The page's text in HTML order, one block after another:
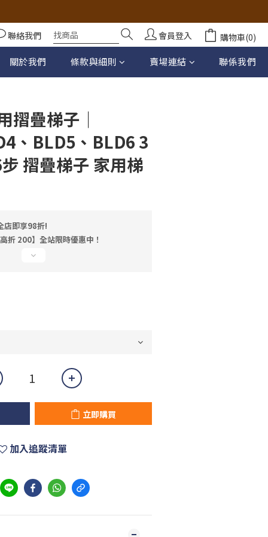
聯絡我們 會員登入 購物車(0)
關於我們 條款與細則 賣場連結 聯係我們
摺疊梯子｜
、BLD5、BLD6 3
摺疊梯子 家用梯
店即享98折!
折 200】全站限時優惠中！
立即購買
加入追蹤清單
立即購買